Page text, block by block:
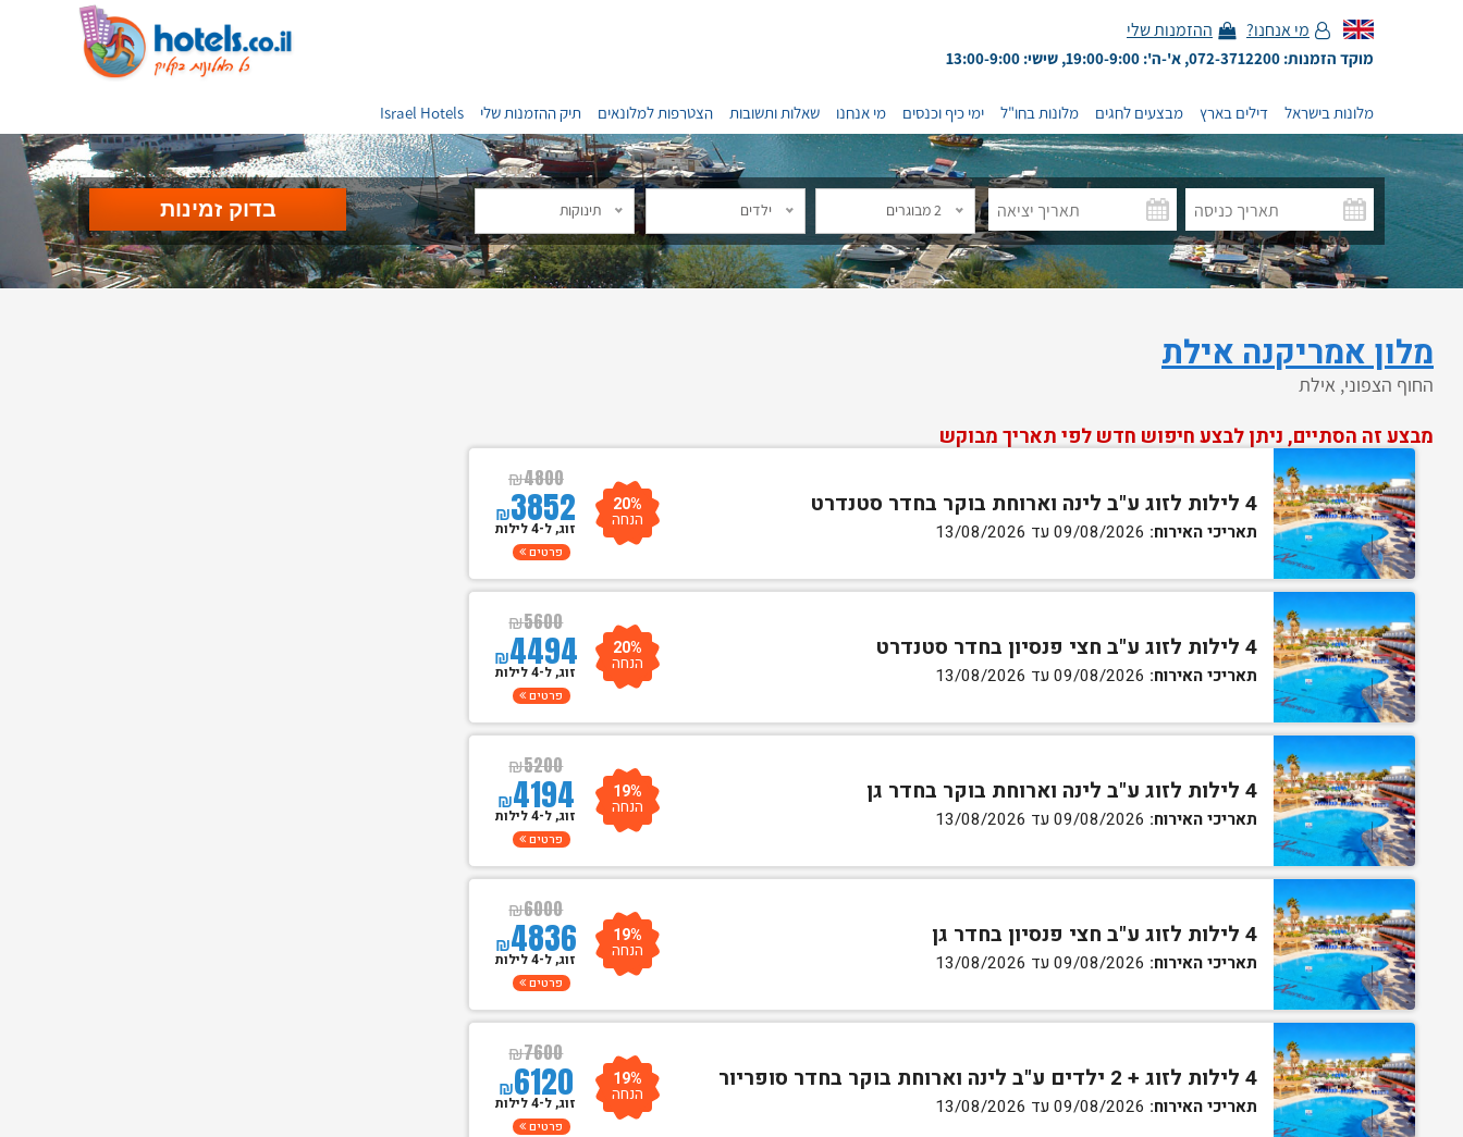
מי אנחנו? ההזמנות שלי
מוקד הזמנות: 072-3712200, א'-ה': 19:00-9:00, שישי: 13:00-9:00
מלונות בישראל דילים בארץ מבצעים לחגים מלונות בחו"ל ימי כיף וכנסים מי אנחנו שאלות ותשובות הצטרפות למלונאים תיק ההזמנות שלי Israel Hotels
2 מבוגרים ילדים תינוקות
מלון אמריקנה אילת
החוף הצפוני, אילת
מבצע זה הסתיים, ניתן לבצע חיפוש חדש לפי תאריך מבוקש
4 לילות לזוג ע"ב לינה וארוחת בוקר בחדר סטנדרט
תאריכי האירוח:
₪4800
₪3852 20%
הנחה זוג, ל-4 לילות
פרטים
4 לילות לזוג ע"ב חצי פנסיון בחדר סטנדרט
תאריכי האירוח:
₪5600
₪4494 20%
הנחה זוג, ל-4 לילות
פרטים
4 לילות לזוג ע"ב לינה וארוחת בוקר בחדר גן
תאריכי האירוח:
₪5200
₪4194 19%
הנחה זוג, ל-4 לילות
פרטים
4 לילות לזוג ע"ב חצי פנסיון בחדר גן
תאריכי האירוח:
₪6000
₪4836 19%
הנחה זוג, ל-4 לילות
פרטים
4 לילות לזוג + 2 ילדים ע"ב לינה וארוחת בוקר בחדר סופריור
תאריכי האירוח:
₪7600
₪6120 19%
הנחה זוג, ל-4 לילות
פרטים